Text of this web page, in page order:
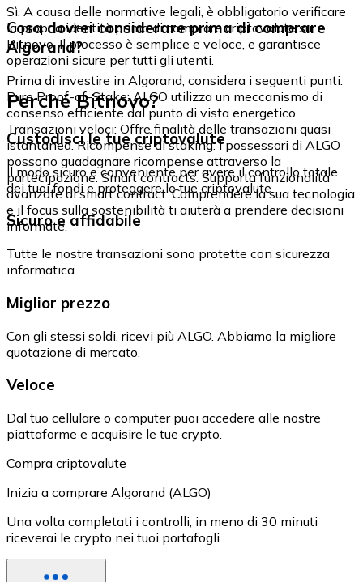
Sì. A causa delle normative legali, è obbligatorio verificare
la propria identità prima di comprare criptovalute su
Bitnovo. Il processo è semplice e veloce, e garantisce
operazioni sicure per tutti gli utenti.
Cosa dovrei considerare prima di comprare
Algorand?
Prima di investire in Algorand, considera i seguenti punti:
Pure Proof-of-Stake: ALGO utilizza un meccanismo di
consenso efficiente dal punto di vista energetico.
Transazioni veloci: Offre finalità delle transazioni quasi
istantanea. Ricompense di staking: I possessori di ALGO
possono guadagnare ricompense attraverso la
partecipazione. Smart contracts: Supporta funzionalità
avanzate di smart contract. Comprendere la sua tecnologia
e il focus sulla sostenibilità ti aiuterà a prendere decisioni
informate.
Perché Bitnovo?
Custodisci le tue criptovalute
Il modo sicuro e conveniente per avere il controllo totale
dei tuoi fondi e proteggere le tue criptovalute.
Sicuro e affidabile
Tutte le nostre transazioni sono protette con sicurezza
informatica.
Miglior prezzo
Con gli stessi soldi, ricevi più ALGO. Abbiamo la migliore
quotazione di mercato.
Veloce
Dal tuo cellulare o computer puoi accedere alle nostre
piattaforme e acquisire le tue crypto.
Compra criptovalute
Inizia a comprare Algorand (ALGO)
Una volta completati i controlli, in meno di 30 minuti
riceverai le crypto nei tuoi portafogli.